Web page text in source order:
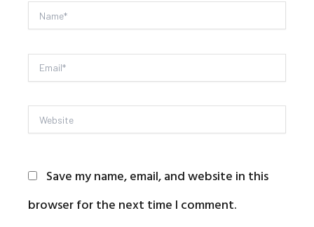
Name*
Email*
Website
Save my name, email, and website in this
browser for the next time I comment.